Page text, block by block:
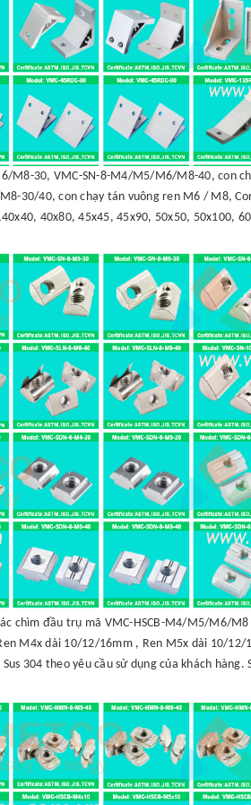
M8-30, VMC-SN-8-M4/M5/M6/M8-40, con
30/40, con chạy tán vuông ren M6 / M8,
40x80, 45x45, 45x90, 50x50, 50x100,
chìm đầu trụ mã VMC-HSCB-M4/M5/M6/M8
M4x dài 10/12/16mm , Ren M5x dài 10/
304 theo yêu cầu sử dụng của khách hàng.